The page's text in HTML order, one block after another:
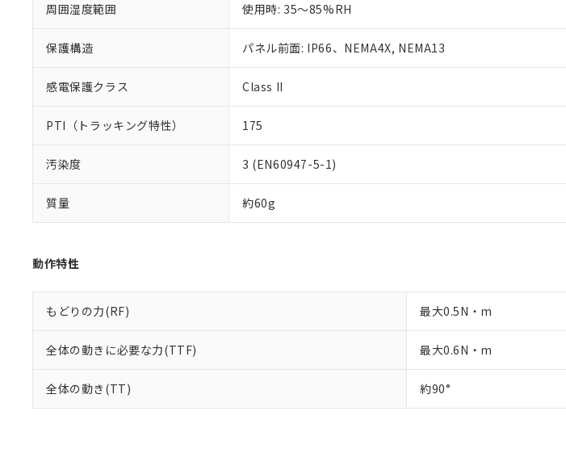
周囲湿度範囲 使用時: 35～85%RH
保護構造 パネル前面: IP66、NEMA4X, NEMA13
感電保護クラス Class II
PTI（トラッキング特性） 175
汚染度 3 (EN60947-5-1)
質量 約60g
動作特性
もどりの力(RF) 最大0.5N・m
全体の動きに必要な力(TTF) 最大0.6N・m
全体の動き(TT) 約90°